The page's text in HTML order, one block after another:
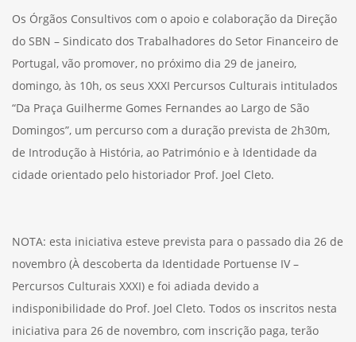
Os Órgãos Consultivos com o apoio e colaboração da Direção
do SBN – Sindicato dos Trabalhadores do Setor Financeiro de
Portugal, vão promover, no próximo dia 29 de janeiro,
domingo, às 10h, os seus XXXI Percursos Culturais intitulados
“Da Praça Guilherme Gomes Fernandes ao Largo de São
Domingos”, um percurso com a duração prevista de 2h30m,
de Introdução à História, ao Património e à Identidade da
cidade orientado pelo historiador Prof. Joel Cleto.
NOTA: esta iniciativa esteve prevista para o passado dia 26 de
novembro (À descoberta da Identidade Portuense IV –
Percursos Culturais XXXI) e foi adiada devido a
indisponibilidade do Prof. Joel Cleto. Todos os inscritos nesta
iniciativa para 26 de novembro, com inscrição paga, terão